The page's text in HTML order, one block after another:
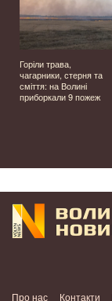
Горіли трава,
чагарники, стерня та
сміття: на Волині
приборкали 9 пожеж
Про нас
Контакти